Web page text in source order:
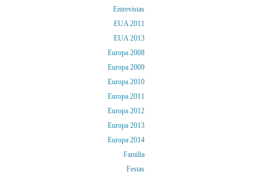
Entrevistas
EUA 2011
EUA 2013
Europa 2008
Europa 2009
Europa 2010
Europa 2011
Europa 2012
Europa 2013
Europa 2014
Familia
Festas